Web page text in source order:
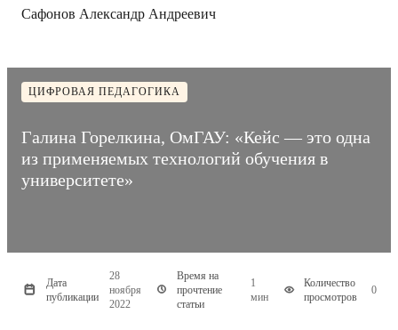
Сафонов Александр Андреевич
ЦИФРОВАЯ ПЕДАГОГИКА
Галина Горелкина, ОмГАУ: «Кейс — это одна
из применяемых технологий обучения в
университете»
Дата
публикации
28
ноября
2022
Время на
прочтение
статьи
1
мин
Количество
просмотров
0